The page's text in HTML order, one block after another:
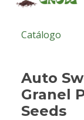
Catálogo
Auto
Granel
Seeds